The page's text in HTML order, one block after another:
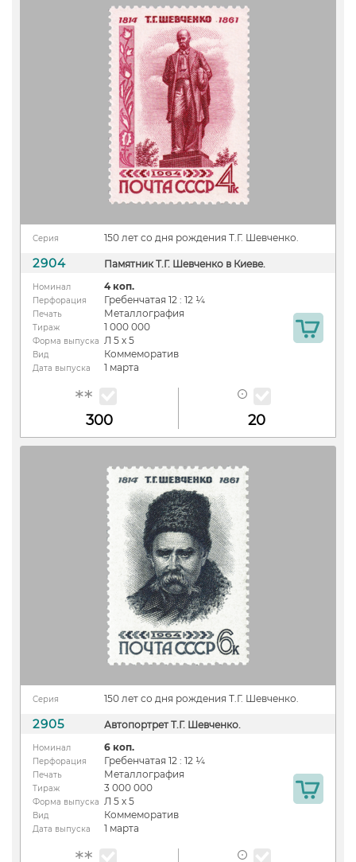
Серия 150 лет со дня рождения Т.Г. Шевченко.
2904 Памятник Т.Г. Шевченко в Киеве.
Номинал 4 коп.
Перфорация Гребенчатая 12 : 12 ¼
Печать Металлография
Тираж 1 000 000
Форма выпуска Л 5 х 5
Вид Коммеморатив
Дата выпуска 1 марта
300 20
Серия 150 лет со дня рождения Т.Г. Шевченко.
2905 Автопортрет Т.Г. Шевченко.
Номинал 6 коп.
Перфорация Гребенчатая 12 : 12 ¼
Печать Металлография
Тираж 3 000 000
Форма выпуска Л 5 х 5
Вид Коммеморатив
Дата выпуска 1 марта